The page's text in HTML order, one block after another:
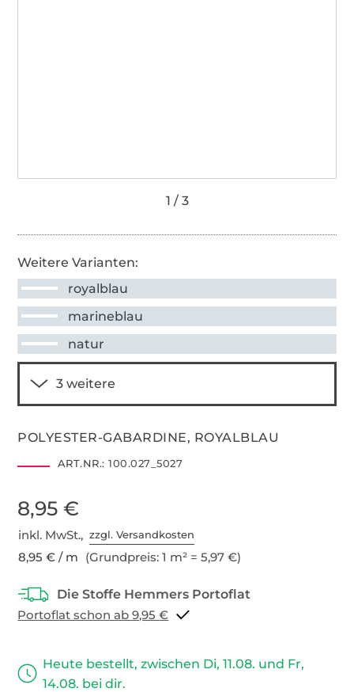
Weitere Varianten:
royalblau
marineblau
natur
POLYESTER-GABARDINE, ROYALBLAU
ART.NR.: 100.027_5027
8,95 €
inkl. MwSt.,zzgl. Versandkosten
8,95 € / m (Grundpreis: 1 m² = 5,97 €)
Portoflat schon ab 9,95 €
Heute bestellt, zwischen Di, 11.08. und Fr,
14.08. bei dir.